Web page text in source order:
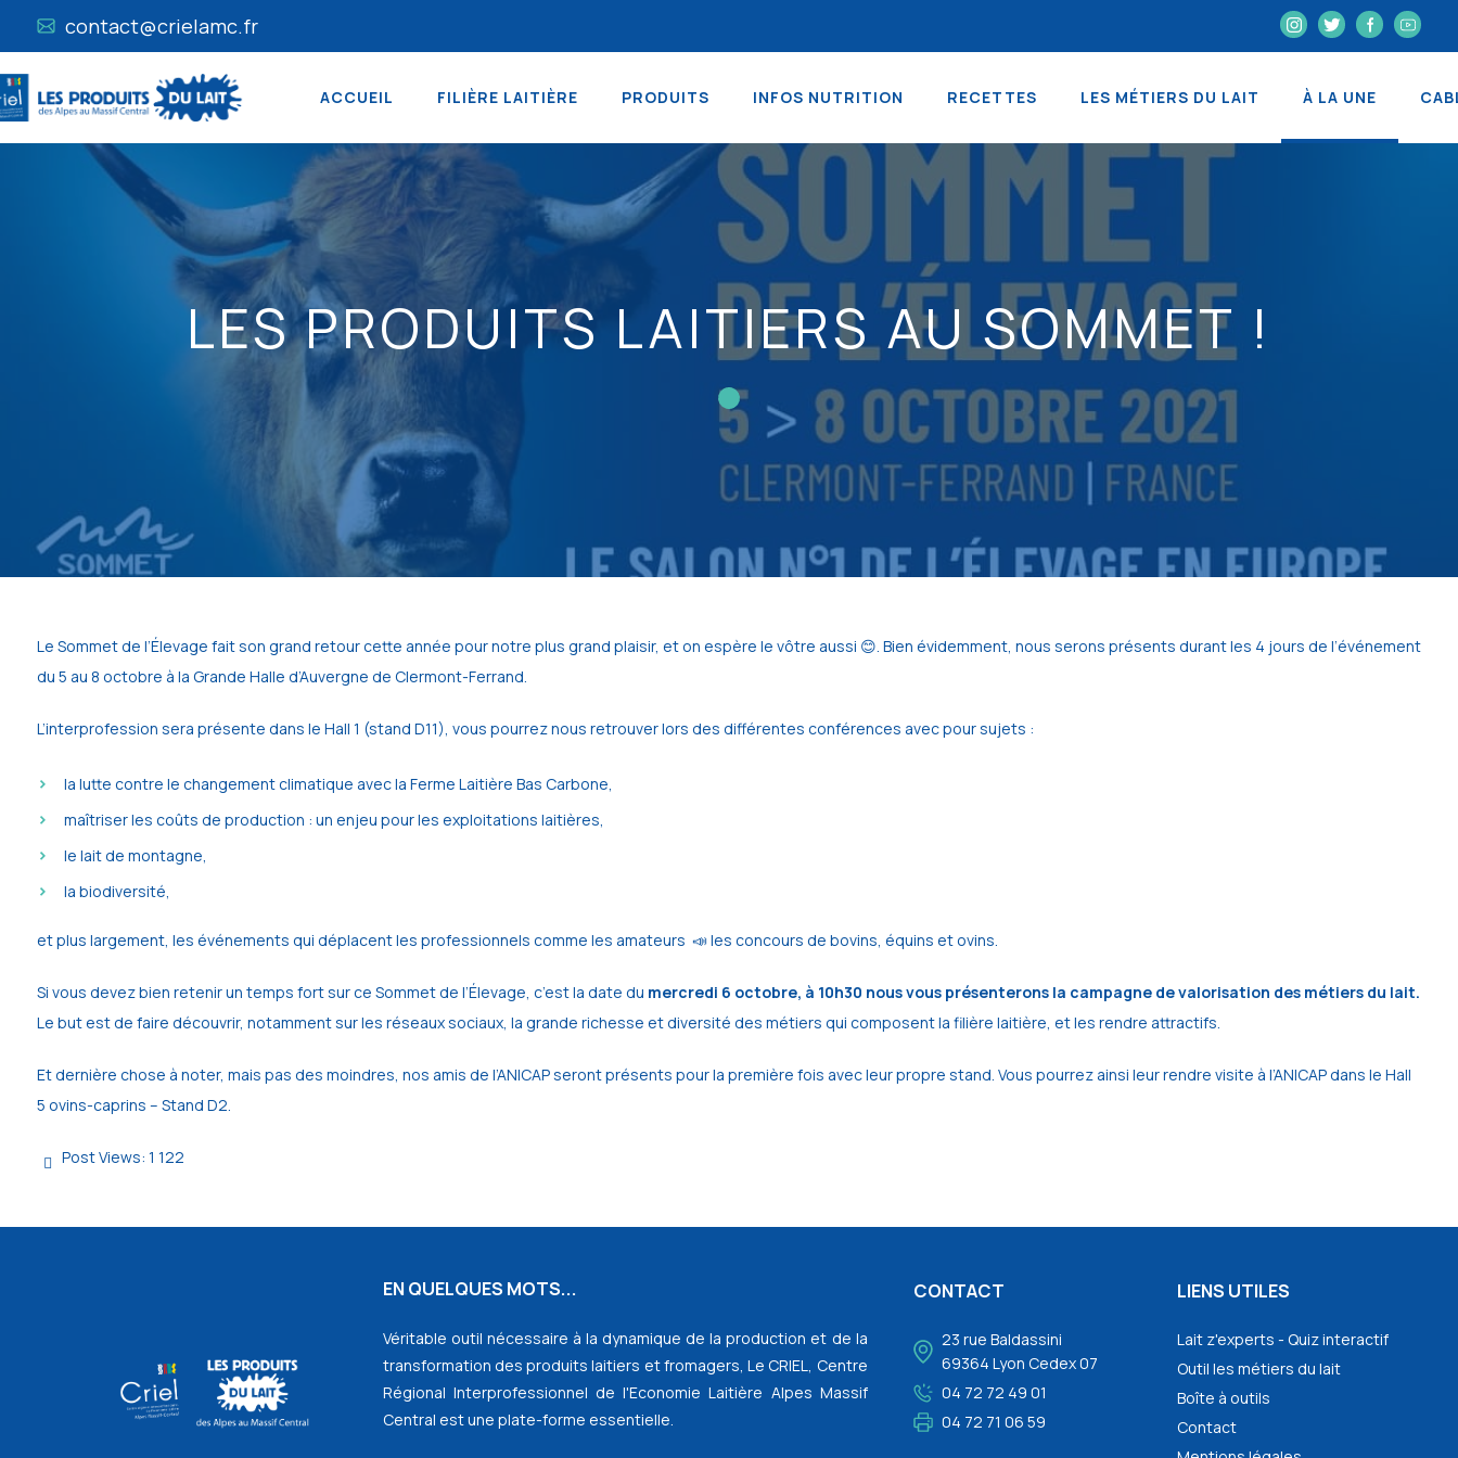
contact@crielamc.fr
ACCUEIL FILIÈRE LAITIÈRE PRODUITS INFOS NUTRITION RECETTES LES MÉTIERS DU LAIT À LA UNE
LES PRODUITS LAITIERS AU SOMMET !
Le Sommet de l’Élevage fait son grand retour cette année pour notre plus grand plaisir, et on espère le vôtre aussi 😊. Bien évidemment, nous serons présents durant les 4 jours de l’événement
du 5 au 8 octobre à la Grande Halle d’Auvergne de Clermont-Ferrand.
L’interprofession sera présente dans le Hall 1 (stand D11), vous pourrez nous retrouver lors des différentes conférences avec pour sujets :
la lutte contre le changement climatique avec la Ferme Laitière Bas Carbone,
maîtriser les coûts de production : un enjeu pour les exploitations laitières,
le lait de montagne,
la biodiversité,
et plus largement, les événements qui déplacent les professionnels comme les amateurs 📣 les concours de bovins, équins et ovins.
Si vous devez bien retenir un temps fort sur ce Sommet de l’Élevage, c’est la date du mercredi 6 octobre, à 10h30 nous vous présenterons la campagne de valorisation des métiers du lait.
Le but est de faire découvrir, notamment sur les réseaux sociaux, la grande richesse et diversité des métiers qui composent la filière laitière, et les rendre attractifs.
Et dernière chose à noter, mais pas des moindres, nos amis de l’ANICAP seront présents pour la première fois avec leur propre stand. Vous pourrez ainsi leur rendre visite à l’ANICAP dans le Hall
5 ovins-caprins – Stand D2.
Post Views: 1 122
EN QUELQUES MOTS...
Véritable outil nécessaire à la dynamique de la production et de la
transformation des produits laitiers et fromagers, Le CRIEL, Centre
Régional Interprofessionnel de l'Economie Laitière Alpes Massif
Central est une plate-forme essentielle.
CONTACT
23 rue Baldassini
69364 Lyon Cedex 07
04 72 72 49 01
04 72 71 06 59
LIENS UTILES
Lait z'experts - Quiz interactif
Outil les métiers du lait
Boîte à outils
Contact